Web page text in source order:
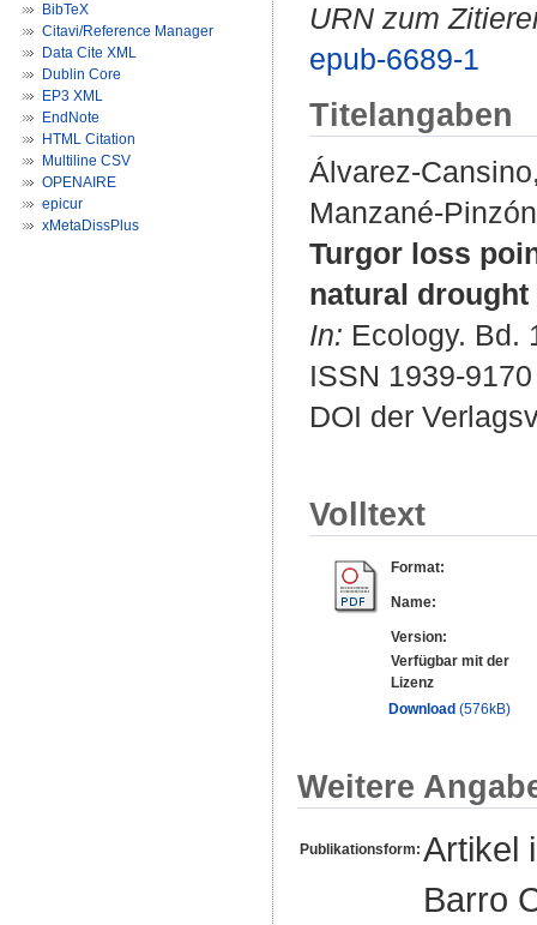
BibTeX
Citavi/Reference Manager
Data Cite XML
Dublin Core
EP3 XML
EndNote
HTML Citation
Multiline CSV
OPENAIRE
epicur
xMetaDissPlus
URN zum
epub-6689-1
Titelangaben
Álvarez-
Manzané-
Turgor loss
natural
In: Ecology. Bd.
ISSN 1939-9170
DOI der
Volltext
Format:
Name:
Version:
Verfügbar mit der
Lizenz
Download (576kB)
Weitere
Publikationsform: Artikel
Barro